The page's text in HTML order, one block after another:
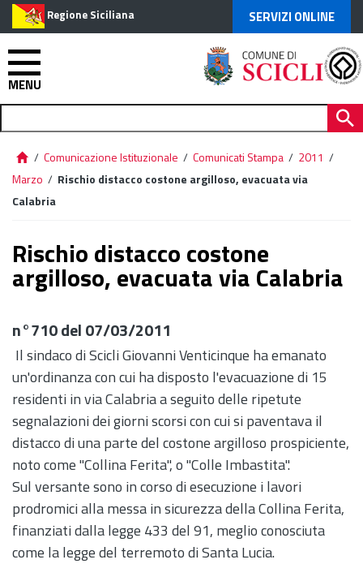
Regione Siciliana SERVIZI ONLINE
MENU
/ Comunicazione Istituzionale / Comunicati Stampa / 2011 /
Marzo / Rischio distacco costone argilloso, evacuata via
Calabria
Rischio distacco costone
argilloso, evacuata via Calabria
n°710 del 07/03/2011
Il sindaco di Scicli Giovanni Venticinque ha emanato
un'ordinanza con cui ha disposto l'evacuazione di 15
residenti in via Calabria a seguito delle ripetute
segnalazioni dei giorni scorsi con cui si paventava il
distacco di una parte del costone argilloso prospiciente,
noto come "Collina Ferita", o "Colle Imbastita".
Sul versante sono in corso di esecuzione i lavori
prodromici alla messa in sicurezza della Collina Ferita,
finanziati dalla legge 433 del 91, meglio conosciuta
come la legge del terremoto di Santa Lucia.